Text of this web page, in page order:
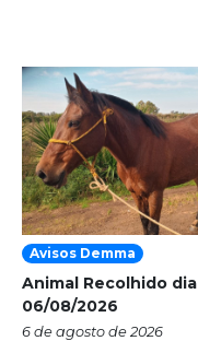
Avisos Demma
Animal Recolhido dia
06/08/2026
6 de agosto de 2026